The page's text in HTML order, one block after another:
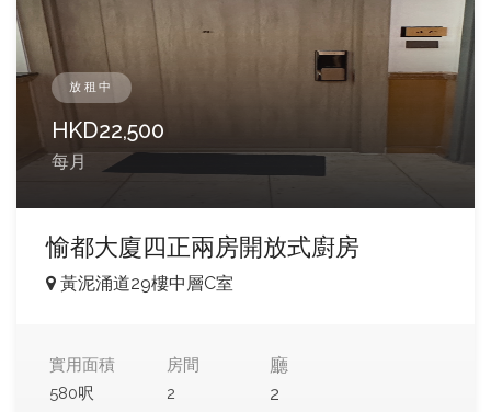
放租中
HKD22,500
每月
愉都大廈四正兩房開放式廚房
黃泥涌道29樓中層C室
實用面積
580呎
房間
2
廳
2